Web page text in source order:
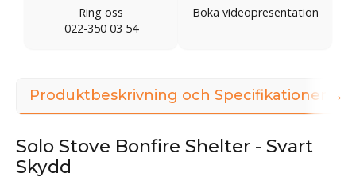
Ring oss
022-350 03 54
Boka videopresentation
Produktbeskrivning och Specifikationer
Solo Stove Bonfire Shelter - Svart
Skydd
→